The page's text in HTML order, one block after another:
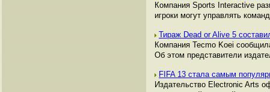
Компания Sports Interactive
игроки могут управлять
Тираж Dead or Alive 5
Компания Tecmo Koei
Об этом представители
FIFA 13 стала самым
Издательство Electronic Arts